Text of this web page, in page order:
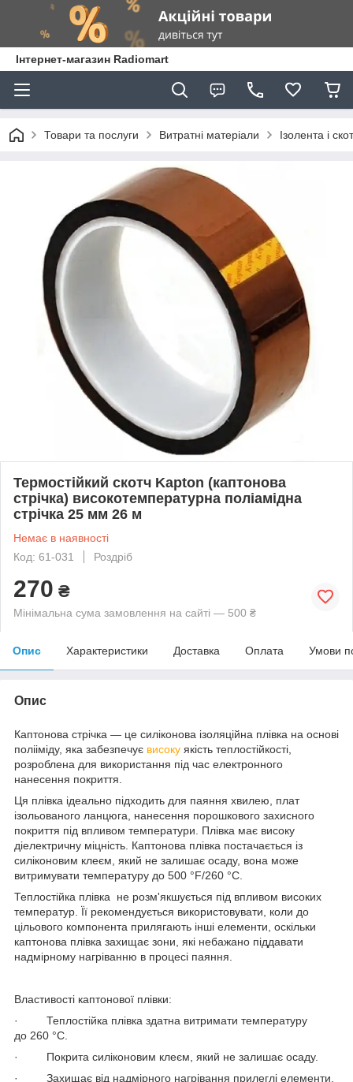
Інтернет-магазин Radiomart
Товари та послуги Витратні матеріали Ізолента і
Термостійкий скотч Kapton (каптонова
стрічка) високотемпературна поліамідна
стрічка 25 мм 26 м
Немає в наявності
Код: 61-031
Роздріб
270 ₴
Мінімальна сума замовлення на сайті — 500 ₴
Опис Характеристики Доставка Оплата Умови
Опис
Каптонова стрічка — це силіконова ізоляційна плівка на основі
полііміду, яка забезпечує високу якість теплостійкості,
розроблена для використання під час електронного
нанесення покриття.
Ця плівка ідеально підходить для паяння хвилею, плат
ізольованого ланцюга, нанесення порошкового захисного
покриття під впливом температури. Плівка має високу
діелектричну міцність. Каптонова плівка постачається із
силіконовим клеєм, який не залишає осаду, вона може
витримувати температуру до 500 °F/260 °C.
Теплостійка плівка не розм'якшується під впливом високих
температур. Її рекомендується використовувати, коли до
цільового компонента прилягають інші елементи, оскільки
каптонова плівка захищає зони, які небажано піддавати
надмірному нагріванню в процесі паяння.
Властивості каптонової плівки:
· Теплостійка плівка здатна витримати температуру
до 260 °C.
· Покрита силіконовим клеєм, який не залишає осаду.
· Захищає від надмірного нагрівання прилеглі елементи.